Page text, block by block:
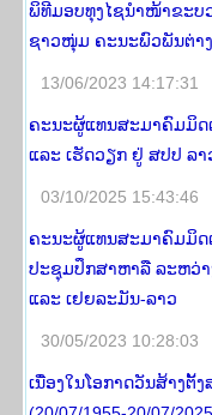
ພິທີມອບທຸງໄຊນຳໜ້າຂະບ
ຊາວໜຸ່ມ ຄະນະພົວພັນຕ່າ
13/06/2023 14:17:31
ຄະນະຜູ້ແທນສະມາຄົມມິດ
ແລະ ເຮັດວຽກ ຢູ່ ສປປ ລາ
03/10/2025 15:43:46
ຄະນະຜູ້ແທນສະມາຄົມມິດ
ປະຊຸມປຶກສາຫາລື ລະຫວ່
ແລະ ເຢຍລະມັນ-ລາວ
30/05/2023 10:28:03
ເນື່ອງໃນໂອກາດວັນສ້າງຕັ້